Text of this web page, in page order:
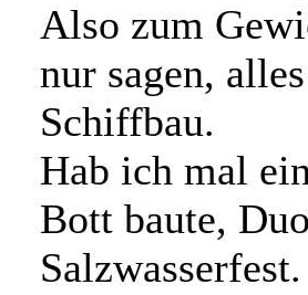
Also zum
nur sagen,
Schiffbau.
Hab ich mal
Bott baute,
Salzwasserfest.